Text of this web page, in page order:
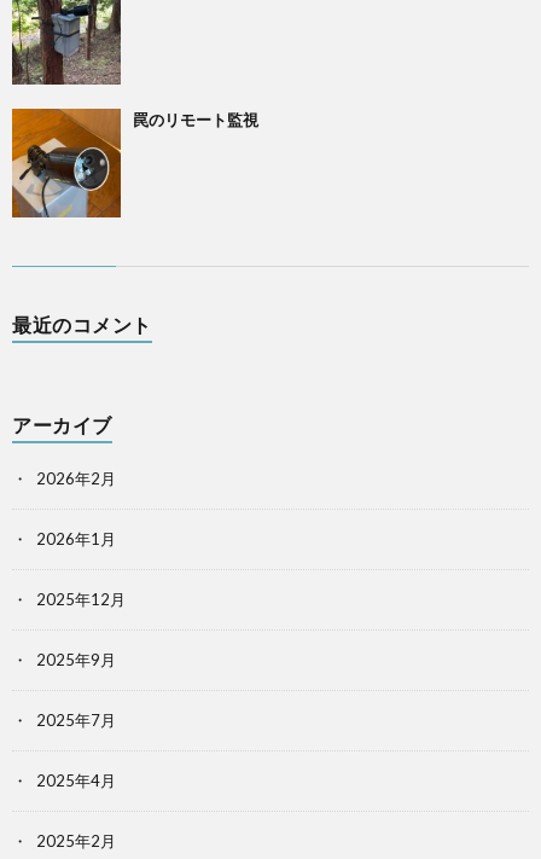
罠のリモート監視
最近のコメント
アーカイブ
2026年2月
2026年1月
2025年12月
2025年9月
2025年7月
2025年4月
2025年2月